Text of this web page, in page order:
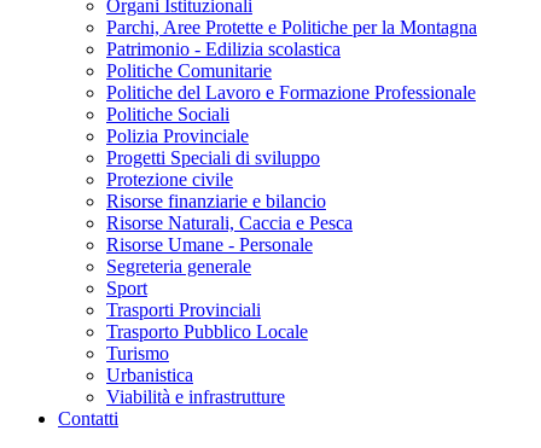
Organi Istituzionali
Parchi, Aree Protette e Politiche per la Montagna
Patrimonio - Edilizia scolastica
Politiche Comunitarie
Politiche del Lavoro e Formazione Professionale
Politiche Sociali
Polizia Provinciale
Progetti Speciali di sviluppo
Protezione civile
Risorse finanziarie e bilancio
Risorse Naturali, Caccia e Pesca
Risorse Umane - Personale
Segreteria generale
Sport
Trasporti Provinciali
Trasporto Pubblico Locale
Turismo
Urbanistica
Viabilità e infrastrutture
Contatti